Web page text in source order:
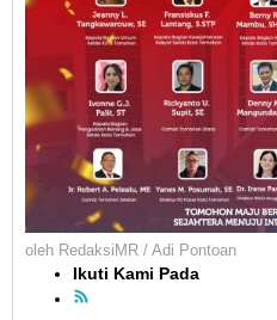
oleh RedaksiMR / Adi Pontoan
Ikuti Kami Pada